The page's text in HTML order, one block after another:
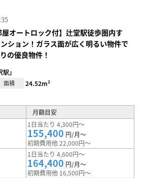
屋オートロック付】辻堂駅徒歩圏内す
ション！ガラス面が広く明るい物件で
の優良物件！
」
面積 24.52m²
月額目安
1日当たり 4,300円～
155,400 円/月～
初期費用他 22,000円～
1日当たり 4,600円～
164,400 円/月～
初期費用他 16,500円～